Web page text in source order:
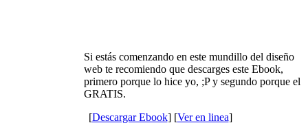
Si estás comenzando en este mundillo del diseño
web te recomiendo que descarges este Ebook,
primero porque lo hice yo, ;P y segundo porque el
GRATIS.
[Descargar Ebook] [Ver en linea]